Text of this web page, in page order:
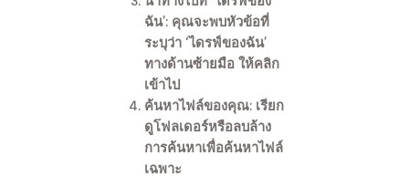
ฉัน’: คุณจะพบหัวข้อที่
ระบุว่า ‘ไดรฟ์ของฉัน’
ทางด้านซ้ายมือ ให้คลิก
เข้าไป
ค้นหาไฟล์ของคุณ: เรียก
ดูโฟลเดอร์หรือลบล้าง
การค้นหาเพื่อค้นหาไฟล์
เฉพาะ